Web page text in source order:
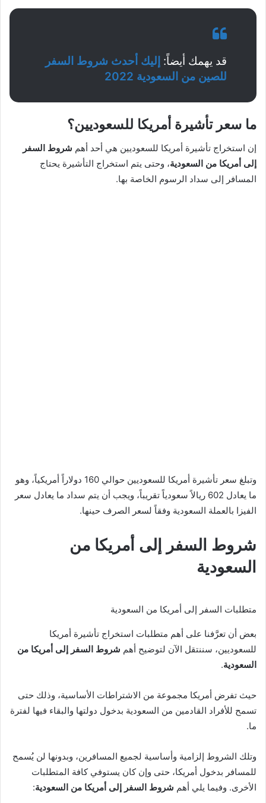
قد يهمك أيضاً: إليك أحدث شروط السفر
للصين من السعودية 2022
ما سعر تأشيرة أمريكا للسعوديين؟
إن استخراج تأشيرة أمريكا للسعوديين هي أحد أهم شروط السفر
إلى أمريكا من السعودية، وحتى يتم استخراج التأشيرة يحتاج
المسافر إلى سداد الرسوم الخاصة بها.
وتبلغ سعر تأشيرة أمريكا للسعوديين حوالي 160 دولاراً أمريكياً، وهو
ما يعادل 602 ريالاً سعودياً تقريباً، ويجب أن يتم سداد ما يعادل سعر
الفيزا بالعملة السعودية وفقاً لسعر الصرف حينها.
شروط السفر إلى أمريكا من
السعودية
متطلبات السفر إلى أمريكا من السعودية
بعض أن تعرَّفنا على أهم متطلبات استخراج تأشيرة أمريكا
للسعوديين، سننتقل الآن لتوضيح أهم شروط السفر إلى أمريكا من
السعودية.
حيث تفرض أمريكا مجموعة من الاشتراطات الأساسية، وذلك حتى
تسمح للأفراد القادمين من السعودية بدخول دولتها والبقاء فيها لفترة
ما.
وتلك الشروط إلزامية وأساسية لجميع المسافرين، وبدونها لن يُسمح
للمسافر بدخول أمريكا، حتى وإن كان يستوفي كافة المتطلبات
الأخرى. وفيما يلي أهم شروط السفر إلى أمريكا من السعودية: